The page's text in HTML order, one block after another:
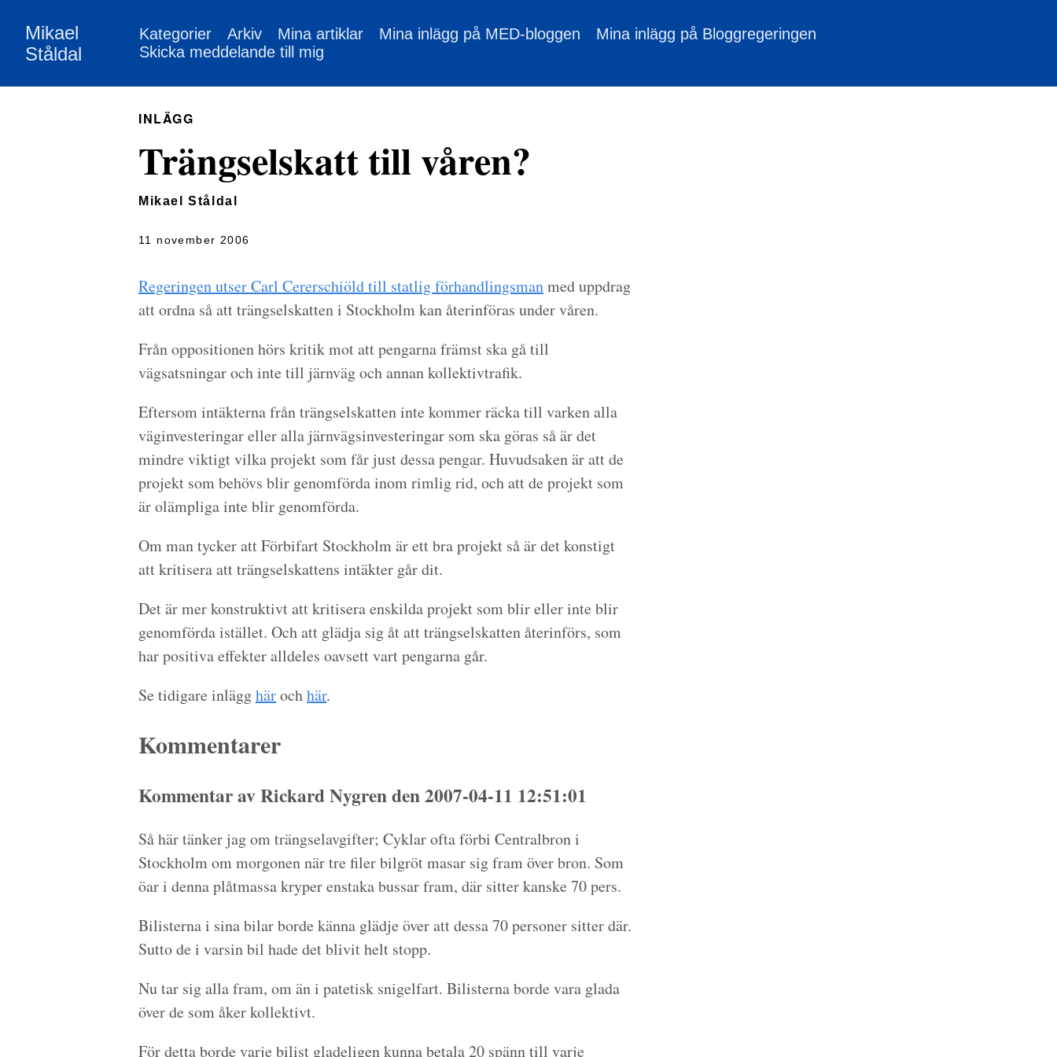
Mikael
Ståldal
Kategorier Arkiv Mina artiklar Mina inlägg på MED-bloggen
Mina inlägg på Bloggregeringen
Skicka meddelande till mig
INLÄGG
Trängselskatt till våren?
Mikael Ståldal
11 november 2006
Regeringen utser Carl Cererschiöld till statlig förhandlingsmanmed uppdrag
att ordna så att trängselskatten i Stockholm kan återinföras under våren.
Från oppositionen hörs kritik mot att pengarna främst ska gå till
vägsatsningar och inte till järnväg och annan kollektivtrafik.
Eftersom intäkterna från trängselskatten inte kommer räcka till varken alla
väginvesteringar eller alla järnvägsinvesteringar som ska göras så är det
mindre viktigt vilka projekt som får just dessa pengar. Huvudsaken är att de
projekt som behövs blir genomförda inom rimlig rid, och att de projekt som
är olämpliga inte blir genomförda.
Om man tycker att Förbifart Stockholm är ett bra projekt så är det konstigt
att kritisera att trängselskattens intäkter går dit.
Det är mer konstruktivt att kritisera enskilda projekt som blir eller inte blir
genomförda istället. Och att glädja sig åt att trängselskatten återinförs, som
har positiva effekter alldeles oavsett vart pengarna går.
Se tidigare inlägghärochhär.
Kommentarer
Kommentar av Rickard Nygren den 2007-04-11 12:51:01
Så här tänker jag om trängselavgifter; Cyklar ofta förbi Centralbron i
Stockholm om morgonen när tre filer bilgröt masar sig fram över bron. Som
öar i denna plåtmassa kryper enstaka bussar fram, där sitter kanske 70 pers.
Bilisterna i sina bilar borde känna glädje över att dessa 70 personer sitter där.
Sutto de i varsin bil hade det blivit helt stopp.
Nu tar sig alla fram, om än i patetisk snigelfart. Bilisterna borde vara glada
över de som åker kollektivt.
För detta borde varje bilist gladeligen kunna betala 20 spänn till varje